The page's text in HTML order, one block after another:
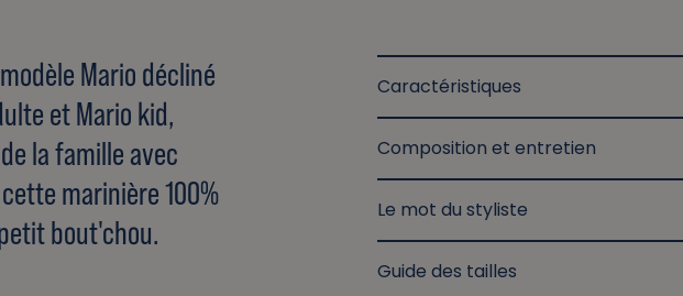
Mario décliné
et Mario kid,
la famille avec
marinière 100%
bout'chou.
Caractéristiques
Composition et entretien
Le mot du styliste
Guide des tailles